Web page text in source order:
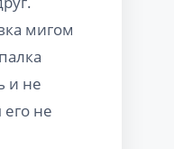
мигом
и не
его не